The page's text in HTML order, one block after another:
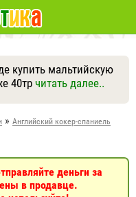
купить мальтийскую
40трчитать далее..
Задать вопрос
» Английский кокер-спаниель
деньги за
в продавце.